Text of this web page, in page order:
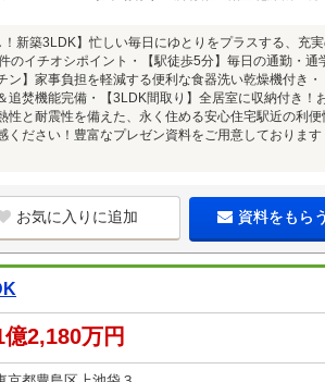
！新築3LDK】忙しい毎日にゆとりをプラスする、充
のイチオシポイント・【駅徒歩5分】毎日の通勤・通
ン】家事負担を軽減する便利な食器洗い乾燥機付き・
追焚機能完備・【3LDK間取り】全居室に収納付き！
性と耐震性を備えた、永く住める安心住宅駅近の利便
ください！豊富なプレゼン資料をご用意しております
お気に入りに追加 資料をもら
億2,180万円